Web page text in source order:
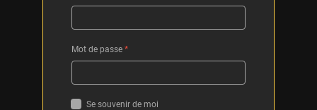
Mot de passe *
Se souvenir de moi